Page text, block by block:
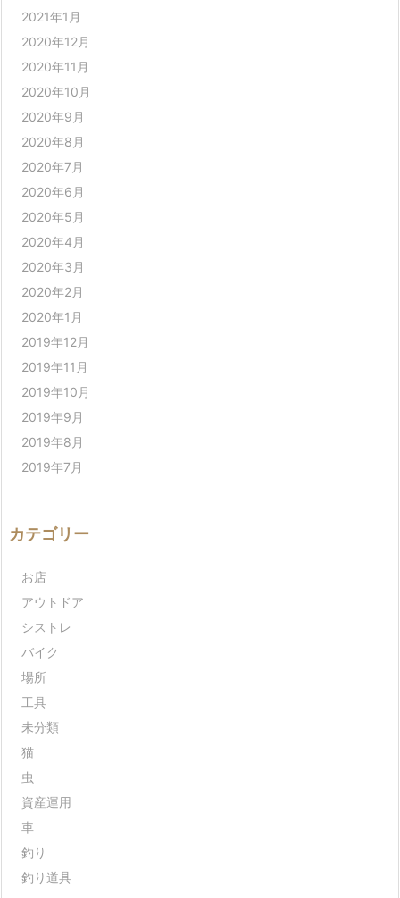
2021年1月
2020年12月
2020年11月
2020年10月
2020年9月
2020年8月
2020年7月
2020年6月
2020年5月
2020年4月
2020年3月
2020年2月
2020年1月
2019年12月
2019年11月
2019年10月
2019年9月
2019年8月
2019年7月
カテゴリー
お店
アウトドア
シストレ
バイク
場所
工具
未分類
猫
虫
資産運用
車
釣り
釣り道具